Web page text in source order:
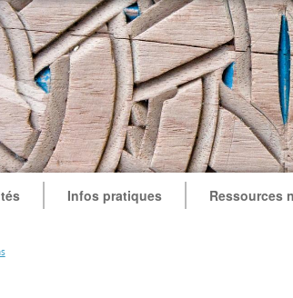
Infos pratiques Ressources